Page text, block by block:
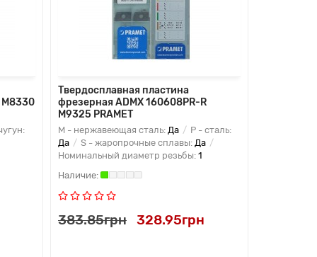
M8330
Твердосплавная пластина
фрезерная ADMX 160608PR-R
M9325 PRAMET
M - нержавеющая сталь: Да
P - сталь:
Да
S - жаропрочные сплавы: Да
Номинальный диаметр резьбы: 1
383.85грн 328.95грн